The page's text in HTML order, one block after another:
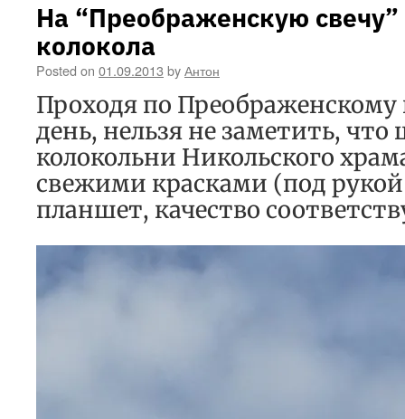
На “Преображенскую свечу”
колокола
Posted on 01.09.2013 byАнтон
Проходя по Преображенскому
день, нельзя не заметить, что
колокольни Никольского
свежими красками (под
планшет, качество